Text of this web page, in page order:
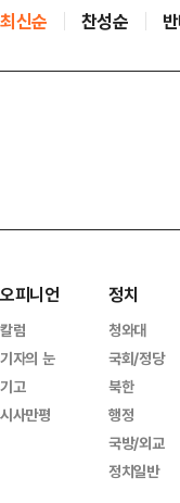
최신순 찬성순
오피니언
칼럼
기자의 눈
기고
시사만평
정치
청와대
국회/정당
북한
행정
국방/외교
정치일반